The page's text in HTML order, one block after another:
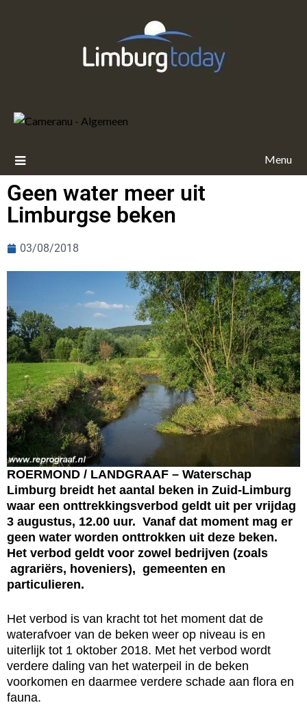
Menu
Geen water meer uit
Limburgse beken
03/08/2018
ROERMOND / LANDGRAAF – Waterschap
Limburg breidt het aantal beken in Zuid-Limburg
waar een onttrekkingsverbod geldt uit per vrijdag
3 augustus, 12.00 uur. Vanaf dat moment mag er
geen water worden onttrokken uit deze beken.
Het verbod geldt voor zowel bedrijven (zoals
agrariërs, hoveniers), gemeenten en
particulieren.
Het verbod is van kracht tot het moment dat de
waterafvoer van de beken weer op niveau is en
uiterlijk tot 1 oktober 2018. Met het verbod wordt
verdere daling van het waterpeil in de beken
voorkomen en daarmee verdere schade aan flora en
fauna.